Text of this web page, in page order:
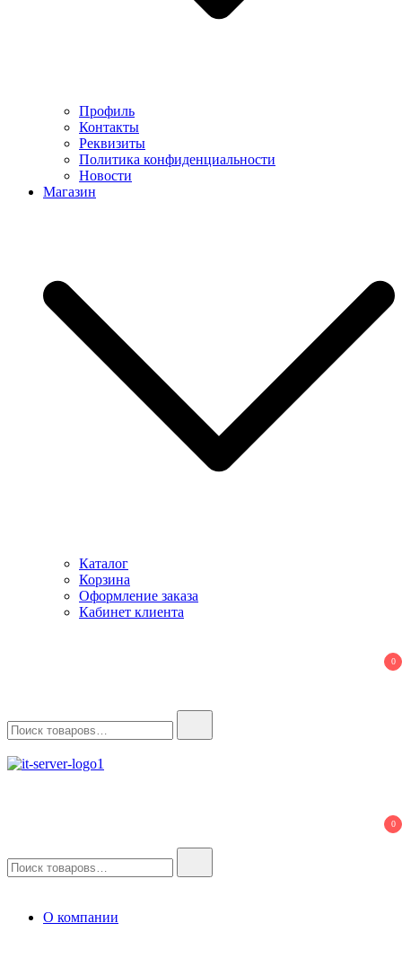
Профиль
Контакты
Реквизиты
Политика конфиденциальности
Новости
Магазин
Каталог
Корзина
Оформление заказа
Кабинет клиента
0
0
О компании